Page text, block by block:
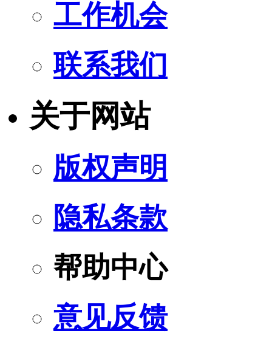
工作机会
联系我们
关于网站
版权声明
隐私条款
帮助中心
意见反馈